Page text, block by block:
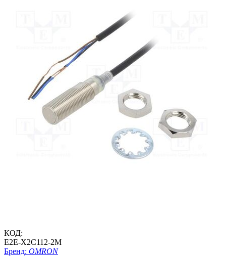
КОД:
E2E-X2C112-2M
Бренд: OMRON